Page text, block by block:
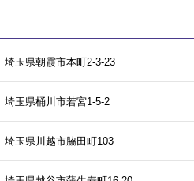
埼玉県朝霞市本町2-3-23
埼玉県桶川市若宮1-5-2
埼玉県川越市脇田町103